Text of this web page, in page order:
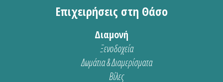
Επιχειρήσεις στη Θάσο
Διαμονή
Ξενοδοχεία
Δωμάτια & Διαμερίσματα
Βίλες